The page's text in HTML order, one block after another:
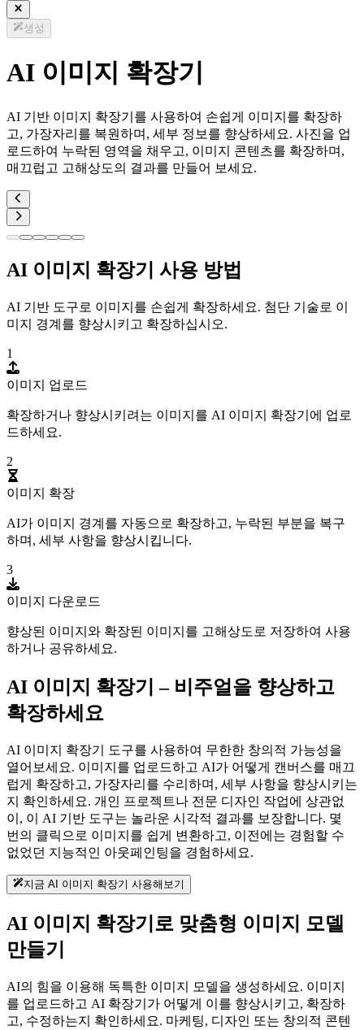
생성
AI 이미지 확장기
AI 기반 이미지 확장기를 사용하여 손쉽게 이미지를 확장하
고, 가장자리를 복원하며, 세부 정보를 향상하세요. 사진을 업
로드하여 누락된 영역을 채우고, 이미지 콘텐츠를 확장하며,
매끄럽고 고해상도의 결과를 만들어 보세요.
AI 이미지 확장기 사용 방법
AI 기반 도구로 이미지를 손쉽게 확장하세요. 첨단 기술로 이
미지 경계를 향상시키고 확장하십시오.
1
이미지 업로드
확장하거나 향상시키려는 이미지를 AI 이미지 확장기에 업로
드하세요.
2
이미지 확장
AI가 이미지 경계를 자동으로 확장하고, 누락된 부분을 복구
하며, 세부 사항을 향상시킵니다.
3
이미지 다운로드
향상된 이미지와 확장된 이미지를 고해상도로 저장하여 사용
하거나 공유하세요.
AI 이미지 확장기 – 비주얼을 향상하고
확장하세요
AI 이미지 확장기 도구를 사용하여 무한한 창의적 가능성을
열어보세요. 이미지를 업로드하고 AI가 어떻게 캔버스를 매끄
럽게 확장하고, 가장자리를 수리하며, 세부 사항을 향상시키는
지 확인하세요. 개인 프로젝트나 전문 디자인 작업에 상관없
이, 이 AI 기반 도구는 놀라운 시각적 결과를 보장합니다. 몇
번의 클릭으로 이미지를 쉽게 변환하고, 이전에는 경험할 수
없었던 지능적인 아웃페인팅을 경험하세요.
지금 AI 이미지 확장기 사용해보기
AI 이미지 확장기로 맞춤형 이미지 모델
만들기
AI의 힘을 이용해 독특한 이미지 모델을 생성하세요. 이미지
를 업로드하고 AI 확장기가 어떻게 이를 향상시키고, 확장하
고, 수정하는지 확인하세요. 마케팅, 디자인 또는 창의적 콘텐